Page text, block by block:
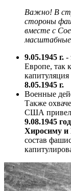
Важно! В
стороны
вместе с
масштабные
9.05.1945 г. -
Европе, так
капитуляция
8.05.1945 г.
Военные
Также
США
9.08.1945
Хиросиму и
состав